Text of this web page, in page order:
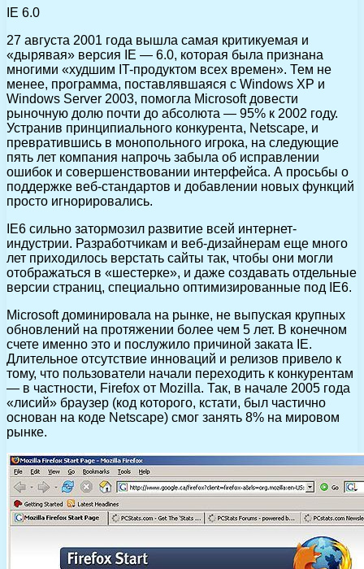
IE 6.0
27 августа 2001 года вышла самая критикуемая и
«дырявая» версия IE — 6.0, которая была признана
многими «худшим IT-продуктом всех времен». Тем не
менее, программа, поставлявшаяся с Windows XP и
Windows Server 2003, помогла Microsoft довести
рыночную долю почти до абсолюта — 95% к 2002 году.
Устранив принципиального конкурента, Netscape, и
превратившись в монопольного игрока, на следующие
пять лет компания напрочь забыла об исправлении
ошибок и совершенствовании интерфейса. А просьбы о
поддержке веб-стандартов и добавлении новых функций
просто игнорировались.
IE6 сильно затормозил развитие всей интернет-
индустрии. Разработчикам и веб-дизайнерам еще много
лет приходилось верстать сайты так, чтобы они могли
отображаться в «шестерке», и даже создавать отдельные
версии страниц, специально оптимизированные под IE6.
Microsoft доминировала на рынке, не выпуская крупных
обновлений на протяжении более чем 5 лет. В конечном
счете именно это и послужило причиной заката IE.
Длительное отсутствие инноваций и релизов привело к
тому, что пользователи начали переходить к конкурентам
— в частности, Firefox от Mozilla. Так, в начале 2005 года
«лисий» браузер (код которого, кстати, был частично
основан на коде Netscape) смог занять 8% на мировом
рынке.